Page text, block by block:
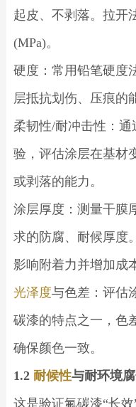
起皮、不剥落。拉开
(MPa)。
硬度：常用铅笔硬度
层抵抗划伤、压痕的
柔韧性/耐冲击性：
验，评估涂层在基材
或剥落的能力。
涂层厚度：测量干膜
求的防腐、耐候厚度
影响附着力并增加成
光泽度与色差：评估
碳漆的特点之一，色
确保颜色一致。
1.2 耐候性与耐环境
这是验证氟碳漆“长效